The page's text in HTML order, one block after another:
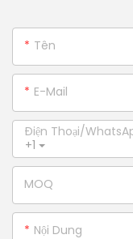
Tên
E-Mail
+1
Điện Thoại/
MOQ
Nội Dung